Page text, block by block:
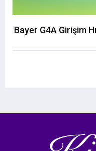
Bayer G4A Girişim